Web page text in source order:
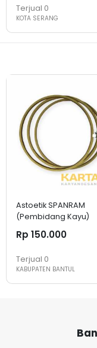
Terjual 0
KOTA SERANG
Astoetik SPANRAM
(Pembidang Kayu)
Rp 150.000
Terjual 0
KABUPATEN BANTUL